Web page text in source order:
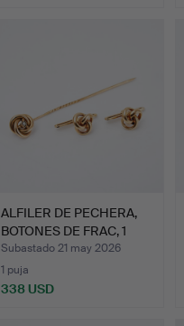
ALFILER DE PECHERA,
BOTONES DE FRAC, 1
par…
Subastado 21 may 2026
1 puja
338 USD